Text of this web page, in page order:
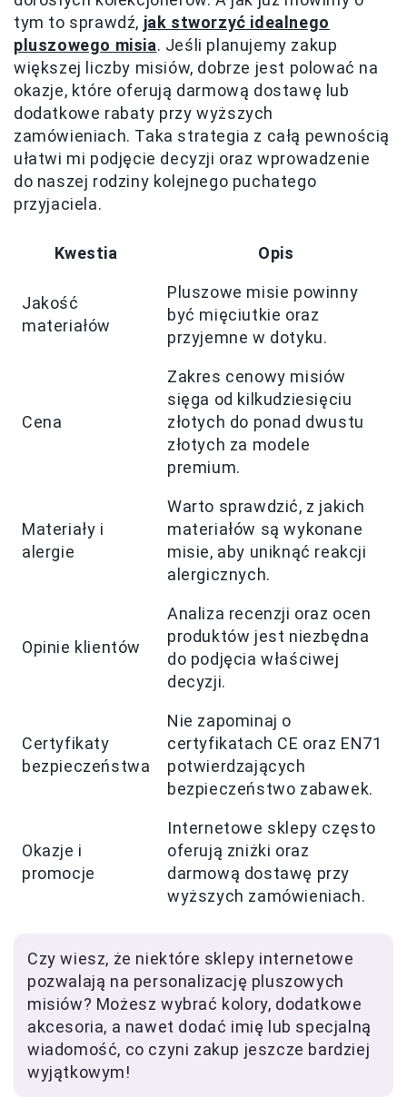
tym to sprawdź, jak stworzyć idealnego
pluszowego misia. Jeśli planujemy zakup
większej liczby misiów, dobrze jest polować na
okazje, które oferują darmową dostawę lub
dodatkowe rabaty przy wyższych
zamówieniach. Taka strategia z całą pewnością
ułatwi mi podjęcie decyzji oraz wprowadzenie
do naszej rodziny kolejnego puchatego
przyjaciela.
Kwestia Opis
Jakość
materiałów
Pluszowe misie powinny
być mięciutkie oraz
przyjemne w dotyku.
Cena
Zakres cenowy misiów
sięga od kilkudziesięciu
złotych do ponad dwustu
złotych za modele
premium.
Materiały i
alergie
Warto sprawdzić, z jakich
materiałów są wykonane
misie, aby uniknąć reakcji
alergicznych.
Opinie klientów
Analiza recenzji oraz ocen
produktów jest niezbędna
do podjęcia właściwej
decyzji.
Certyfikaty
bezpieczeństwa
Nie zapominaj o
certyfikatach CE oraz EN71
potwierdzających
bezpieczeństwo zabawek.
Okazje i
promocje
Internetowe sklepy często
oferują zniżki oraz
darmową dostawę przy
wyższych zamówieniach.
Czy wiesz, że niektóre sklepy internetowe
pozwalają na personalizację pluszowych
misiów? Możesz wybrać kolory, dodatkowe
akcesoria, a nawet dodać imię lub specjalną
wiadomość, co czyni zakup jeszcze bardziej
wyjątkowym!